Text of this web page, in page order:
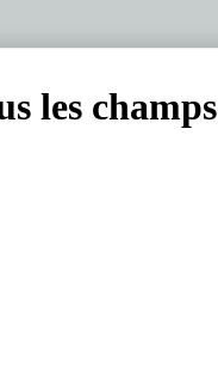
les champs